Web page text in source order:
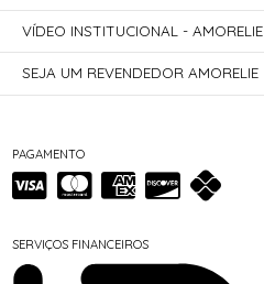
PAGAMENTO
SERVIÇOS FINANCEIROS
VÍDEO INSTITUCIONAL - AMORELIE
SEJA UM REVENDEDOR AMORELIE